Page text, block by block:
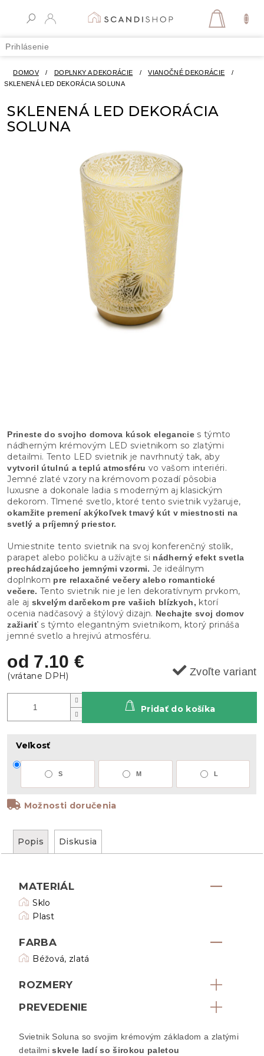
Prihlásenie
DOMOV / DOPLNKY A DEKORÁCIE / VIANOČNÉ DEKORÁCIE
/
SKLENENÁ LED DEKORÁCIA SOLUNA
SKLENENÁ LED DEKORÁCIA
SOLUNA
od 7.10 €
Zvoľte variant
Veľkosť
S M L
Možnosti doručenia
Pridať do košíka
Prineste do svojho domova kúsok elegancies týmto
nádherným krémovým LED svietnikom so zlatými
detailmi. Tento LED svietnik je navrhnutý tak, aby
vytvoril útulnú a teplú atmosféru vo vašom interiéri.
Jemné zlaté vzory na krémovom pozadí pôsobia
luxusne a dokonale ladia s moderným aj klasickým
dekorom. Tlmené svetlo, ktoré tento svietnik vyžaruje,
okamžite premení akýkoľvek tmavý kút v miestnosti na
svetlý a príjemný priestor.
Umiestnite tento svietnik na svoj konferenčný stolík,
parapet alebo poličku a užívajte si nádherný efekt svetla
prechádzajúceho jemnými vzormi. Je ideálnym
doplnkom pre relaxačné večery alebo romantické
večere. Tento svietnik nie je len dekoratívnym prvkom,
ale aj skvelým darčekom pre vašich blízkych, ktorí
ocenia nadčasový a štýlový dizajn. Nechajte svoj domov
zažiariťs týmto elegantným svietnikom, ktorý prináša
jemné svetlo a hrejivú atmosféru.
Popis Diskusia
MATERIÁL
Sklo
Plast
FARBA
Béžová, zlatá
ROZMERY
PREVEDENIE
Svietnik Soluna so svojim krémovým základom a zlatými
detailmiskvele ladí so širokou paletou